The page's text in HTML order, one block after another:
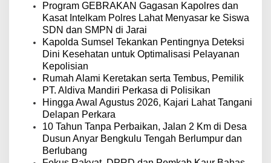
Program GEBRAKAN Gagasan Kapolres dan
Kasat Intelkam Polres Lahat Menyasar ke Siswa
SDN dan SMPN di Jarai
Kapolda Sumsel Tekankan Pentingnya Deteksi
Dini Kesehatan untuk Optimalisasi Pelayanan
Kepolisian
Rumah Alami Keretakan serta Tembus, Pemilik
PT. Aldiva Mandiri Perkasa di Polisikan
Hingga Awal Agustus 2026, Kajari Lahat Tangani
Delapan Perkara
10 Tahun Tanpa Perbaikan, Jalan 2 Km di Desa
Dusun Anyar Bengkulu Tengah Berlumpur dan
Berlubang